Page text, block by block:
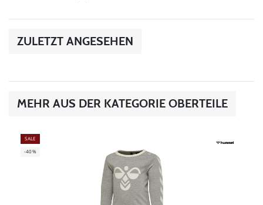
ZULETZT ANGESEHEN
MEHR AUS DER KATEGORIE OBERTEILE
SALE
-40%